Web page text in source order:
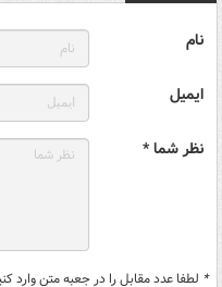
نام
ایمیل
نظر شما *
* لطفا عدد مقابل را در جعبه متن وارد